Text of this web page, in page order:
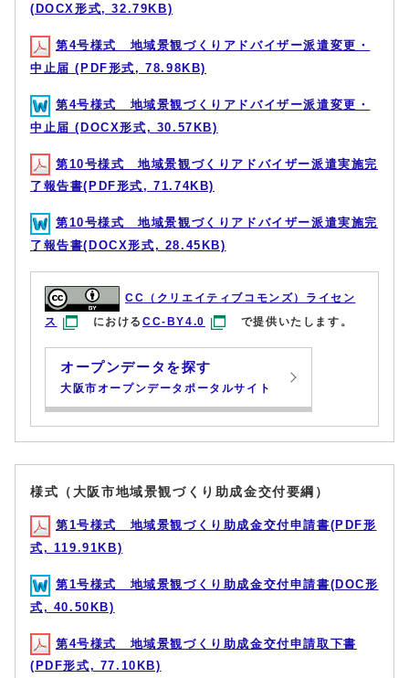
(DOCX形式, 32.79KB)
第4号様式 地域景観づくりアドバイザー派遣変更・
中止届 (PDF形式, 78.98KB)
第4号様式 地域景観づくりアドバイザー派遣変更・
中止届 (DOCX形式, 30.57KB)
第10号様式 地域景観づくりアドバイザー派遣実施完
了報告書(PDF形式, 71.74KB)
第10号様式 地域景観づくりアドバイザー派遣実施完
了報告書(DOCX形式, 28.45KB)
CC（クリエイティブコモンズ）ライセン
ス
におけるCC-BY4.0 で提供いたします。
オープンデータを探す
大阪市オープンデータポータルサイト
様式（大阪市地域景観づくり助成金交付要綱）
第1号様式 地域景観づくり助成金交付申請書(PDF形
式, 119.91KB)
第1号様式 地域景観づくり助成金交付申請書(DOC形
式, 40.50KB)
第4号様式 地域景観づくり助成金交付申請取下書
(PDF形式, 77.10KB)